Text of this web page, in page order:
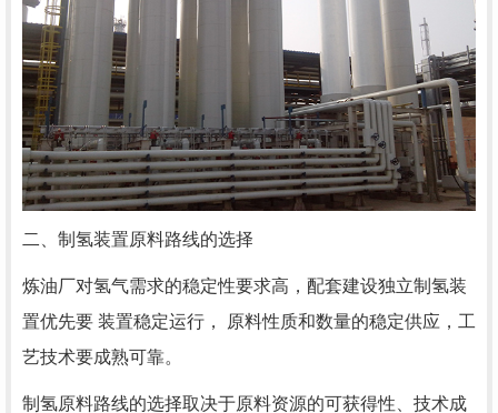
二、制氢装置原料路线的选择
炼油厂对氢气需求的稳定性要求高，配套建设独立制氢装
置优先要 装置稳定运行， 原料性质和数量的稳定供应，工
艺技术要成熟可靠。
制氢原料路线的选择取决于原料资源的可获得性、技术成